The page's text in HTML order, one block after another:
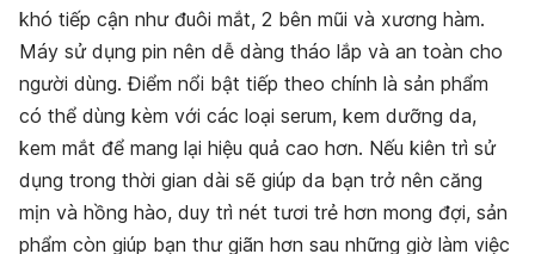
khó tiếp cận như đuôi mắt, 2 bên mũi và xương hàm.
Máy sử dụng pin nên dễ dàng tháo lắp và an toàn cho
người dùng. Điểm nổi bật tiếp theo chính là sản phẩm
có thể dùng kèm với các loại serum, kem dưỡng da,
kem mắt để mang lại hiệu quả cao hơn. Nếu kiên trì sử
dụng trong thời gian dài sẽ giúp da bạn trở nên căng
mịn và hồng hào, duy trì nét tươi trẻ hơn mong đợi, sản
phẩm còn giúp bạn thư giãn hơn sau những giờ làm việc